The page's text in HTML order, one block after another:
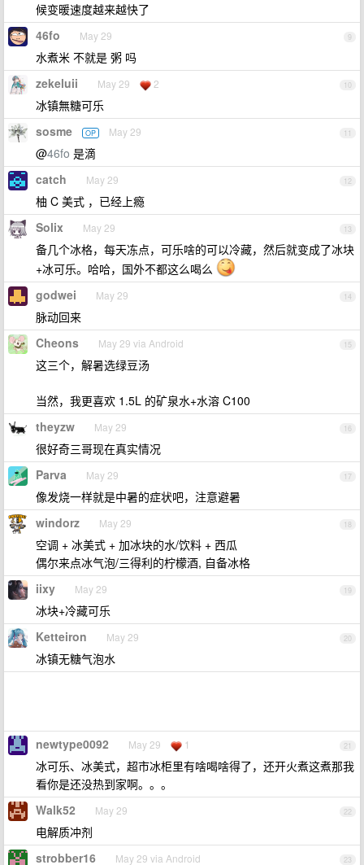
候变暖速度越来越快了
9
46fo May 29
水煮米 不就是 粥 吗
10
zekeluii May 29 2
冰镇無糖可乐
11
sosme OP May 29
@46fo 是滴
12
catch May 29
柚 C 美式 ，已经上瘾
13
Solix May 29
备几个冰格，每天冻点，可乐啥的可以冷藏，然后就变成了冰块
+冰可乐。哈哈，国外不都这么喝么
14
godwei May 29
脉动回来
15
Cheons May 29 via Android
这三个，解暑选绿豆汤
当然，我更喜欢 1.5L 的矿泉水+水溶 C100
16
theyzw May 29
很好奇三哥现在真实情况
17
Parva May 29
像发烧一样就是中暑的症状吧，注意避暑
18
windorz May 29
空调 + 冰美式 + 加冰块的水/饮料 + 西瓜
偶尔来点冰气泡/三得利的柠檬酒, 自备冰格
19
iixy May 29
冰块+冷藏可乐
20
Ketteiron May 29
冰镇无糖气泡水
21
newtype0092 May 29 1
冰可乐、冰美式，超市冰柜里有啥喝啥得了，还开火煮这煮那我
看你是还没热到家啊。。。
22
Walk52 May 29
电解质冲剂
23
strobber16 May 29 via Android